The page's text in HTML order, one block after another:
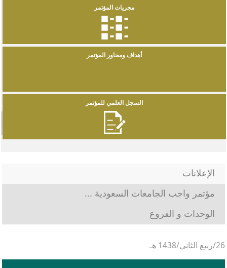
مجريات المؤتمر
أهداف ومحاور المؤتمر
السجل العلمي للمؤتمر
الوحدات و الفروع
مؤتمر واجب الجامعات السعودية ...
الإعلانات
26/ربيع الثاني/1438 هـ